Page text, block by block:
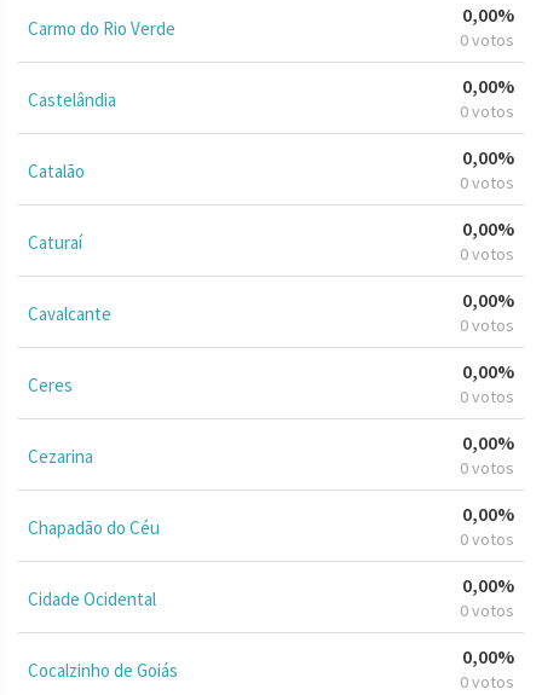
Carmo do Rio Verde
0,00%
0 votos
Castelândia
0,00%
0 votos
Catalão
0,00%
0 votos
Caturaí
0,00%
0 votos
Cavalcante
0,00%
0 votos
Ceres
0,00%
0 votos
Cezarina
0,00%
0 votos
Chapadão do Céu
0,00%
0 votos
Cidade Ocidental
0,00%
0 votos
Cocalzinho de Goiás
0,00%
0 votos